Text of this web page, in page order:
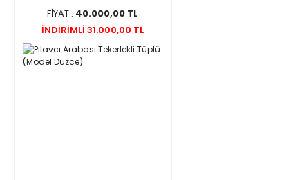
FİYAT : 40.000,00 TL
İNDİRİMLİ 31.000,00 TL